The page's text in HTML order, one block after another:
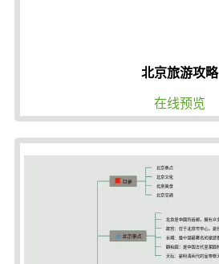
北京旅游攻略
在线预览